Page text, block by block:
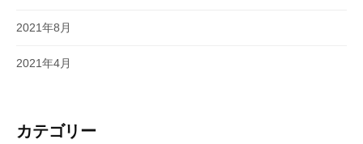
2021年8月
2021年4月
カテゴリー